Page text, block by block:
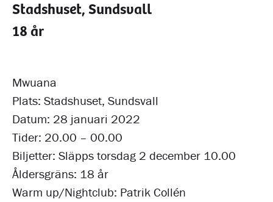
Stadshuset, Sundsvall
18 år
Mwuana
Plats: Stadshuset, Sundsvall
Datum: 28 januari 2022
Tider: 20.00 – 00.00
Biljetter: Släpps torsdag 2 december 10.00
Åldersgräns: 18 år
Warm up/Nightclub: Patrik Collén